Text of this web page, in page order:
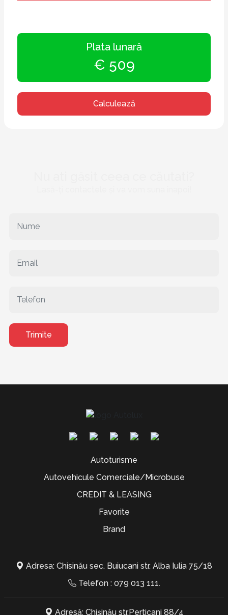
Plata lunară
€ 509
Calculează
Trimite
Autoturisme
Autovehicule Comerciale/Microbuse
CREDIT & LEASING
Favorite
Brand
Adresa: Chisinău sec. Buiucani str. Alba Iulia 75/18
Telefon : 079 013 111.
Adresă: Chișinău str.Perticani 88/4